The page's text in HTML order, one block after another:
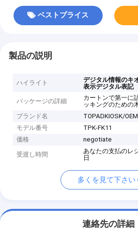
ベストプライス
製品の説明
ハイライト デジタル情報のキ
表示デジタル表記
パッケージの詳細
カートンで第一に
ッキングのための
ブランド名
TOPADKIOSK/OEM
モデル番号
TPK-FK11
価格
negotiate
受渡し時間
あなたの支払のレ
日
多くを見て下さい
連絡先の詳細